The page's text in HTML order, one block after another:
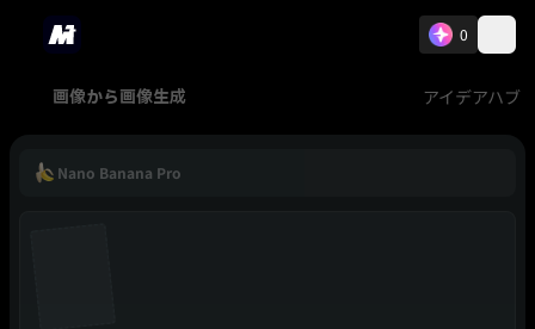
0
画像から画像生成 アイデアハブ
Nano Banana Pro